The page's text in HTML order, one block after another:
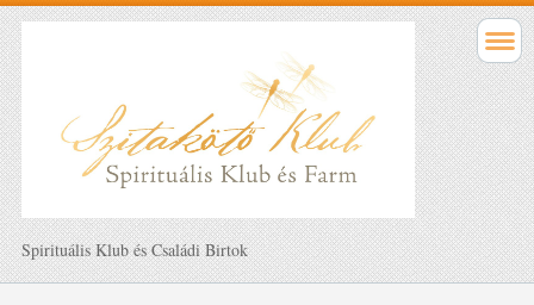
Spirituális Klub és Családi Birtok